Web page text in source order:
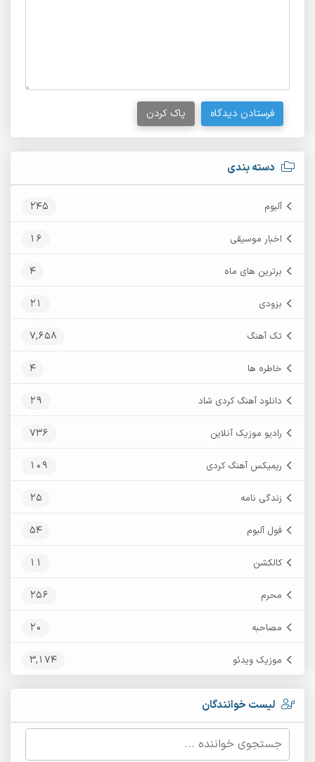
دسته بندی
آلبوم 245
اخبار موسیقی 16
برترین های ماه 4
بزودی 21
تک آهنگ 7,658
خاطره ها 4
دانلود آهنگ کردی شاد 29
رادیو موزیک آنلاین 736
ریمیکس آهنگ کردی 109
زندگی نامه 25
فول آلبوم 54
کالکشن 11
محرم 256
مصاحبه 20
موزیک ویدئو 3,174
لیست خوانندگان
فرستادن دیدگاه پاک کردن